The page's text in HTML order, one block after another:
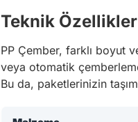
Teknik Özellikler
PP Çember, farklı boyut
veya otomatik
Bu da, paketlerinizin